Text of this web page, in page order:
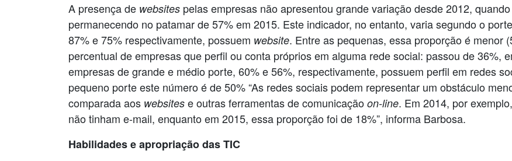
A presença de websites pelas empresas não apresentou grande variação desde 2012,
permanecendo no patamar de 57% em 2015. Este indicador, no entanto, varia segundo o
87% e 75% respectivamente, possuem website. Entre as pequenas, essa proporção é menor
percentual de empresas que perfil ou conta próprios em alguma rede social: passou de 36%,
empresas de grande e médio porte, 60% e 56%, respectivamente, possuem perfil em redes
pequeno porte este número é de 50% “As redes sociais podem representar um obstáculo
comparada aos websites e outras ferramentas de comunicação on-line. Em 2014, por
não tinham e-mail, enquanto em 2015, essa proporção foi de 18%”, informa Barbosa.
Habilidades e apropriação das TIC